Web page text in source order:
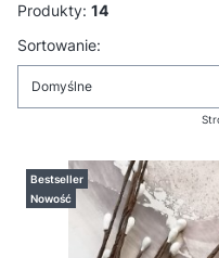
Produkty: 14
Lista produktów
Sortowanie:
Domyślne
Bestseller
Nowość